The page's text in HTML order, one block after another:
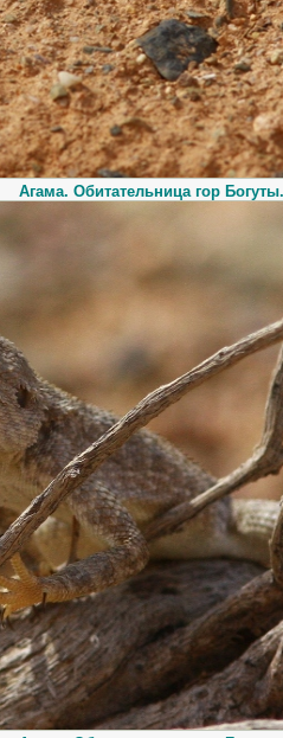
Агама. Обитательница гор Богуты.